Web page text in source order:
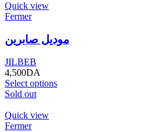
Quick view
Fermer
موديل صابرين
JILBEB
4,500DA
Select options
Sold out
Quick view
Fermer